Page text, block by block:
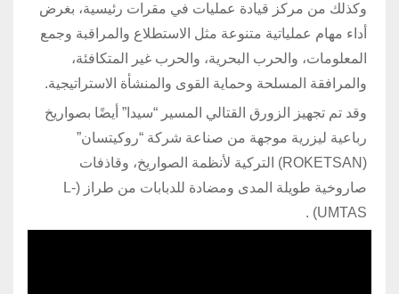
وكذلك من مركز قيادة عمليات في مقرات رئيسية، بغرض
أداء مهام عملياتية متنوعة مثل الاستطلاع والمراقبة وجمع
المعلومات، والحرب البحرية، والحرب غير المتكافئة،
والمرافقة المسلحة وحماية القوى والمنشأة الاستراتيجية.
وقد تم تجهيز الزورق القتالي المسير “سيدا” أيضًا بصواريخ
رباعية ليزرية موجهة من صناعة شركة “روكيتسان”
(ROKETSAN) التركية لأنظمة الصواريخ، وقاذفات
صاروخية طويلة المدى ومضادة للدبابات من طراز (L-
UMTAS) .